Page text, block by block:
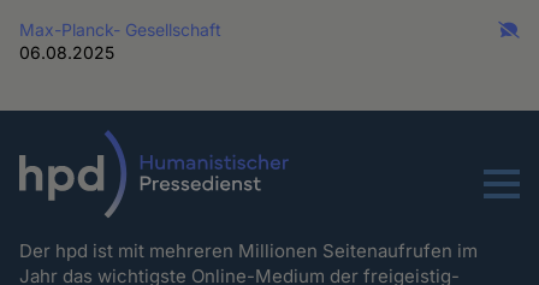
Max-Planck- Gesellschaft
06.08.2025
Menu
Der hpd ist mit mehreren Millionen Seitenaufrufen im
Jahr das wichtigste Online-Medium der freigeistig-